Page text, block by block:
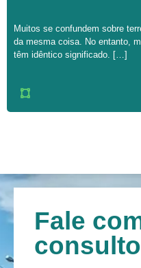
Muitos se confundem sobre
da mesma coisa. No entanto,
têm idêntico significado. […]
Fale